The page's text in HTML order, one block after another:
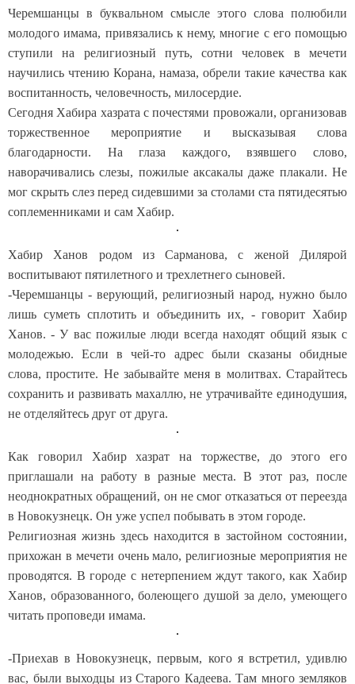
Черемшанцы в буквальном смысле этого слова полюбили
молодого имама, привязались к нему, многие с его помощью
ступили на религиозный путь, сотни человек в мечети
научились чтению Корана, намаза, обрели такие качества как
воспитанность, человечность, милосердие.
Сегодня Хабира хазрата с почестями провожали, организовав
торжественное мероприятие и высказывая слова
благодарности. На глаза каждого, взявшего слово,
наворачивались слезы, пожилые аксакалы даже плакали. Не
мог скрыть слез перед сидевшими за столами ста пятидесятью
соплеменниками и сам Хабир.
Хабир Ханов родом из Сарманова, с женой Дилярой
воспитывают пятилетного и трехлетнего сыновей.
-Черемшанцы - верующий, религиозный народ, нужно было
лишь суметь сплотить и объединить их, - говорит Хабир
Ханов. - У вас пожилые люди всегда находят общий язык с
молодежью. Если в чей-то адрес были сказаны обидные
слова, простите. Не забывайте меня в молитвах. Старайтесь
сохранить и развивать махаллю, не утрачивайте единодушия,
не отделяйтесь друг от друга.
Как говорил Хабир хазрат на торжестве, до этого его
приглашали на работу в разные места. В этот раз, после
неоднократных обращений, он не смог отказаться от переезда
в Новокузнецк. Он уже успел побывать в этом городе.
Религиозная жизнь здесь находится в застойном состоянии,
прихожан в мечети очень мало, религиозные мероприятия не
проводятся. В городе с нетерпением ждут такого, как Хабир
Ханов, образованного, болеющего душой за дело, умеющего
читать проповеди имама.
-Приехав в Новокузнецк, первым, кого я встретил, удивлю
вас, были выходцы из Старого Кадеева. Там много земляков